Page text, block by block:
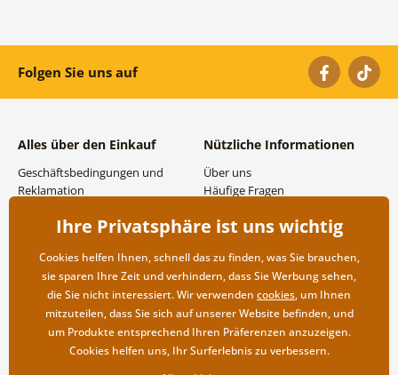
Folgen Sie uns auf
Alles über den Einkauf
Geschäftsbedingungen und
Reklamation
Versand- und
Rücksendung der Ware
Nützliche Informationen
Über uns
Häufige Fragen
Großhandel und
Ihre Privatsphäre ist uns wichtig
Cookies helfen Ihnen, schnell das zu finden, was Sie brauchen,
sie sparen Ihre Zeit und verhindern, dass Sie Werbung sehen,
die Sie nicht interessiert. Wir verwenden cookies, um Ihnen
mitzuteilen, dass Sie sich auf unserer Website befinden, und
um Produkte entsprechend Ihren Präferenzen anzuzeigen.
Cookies helfen uns, Ihr Surferlebnis zu verbessern.